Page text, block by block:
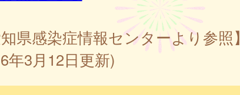
県感染症情報センターより参照】
年3月12日更新)